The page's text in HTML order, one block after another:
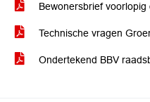
Bewonersbrief
Technische vragen
Ondertekend BBV